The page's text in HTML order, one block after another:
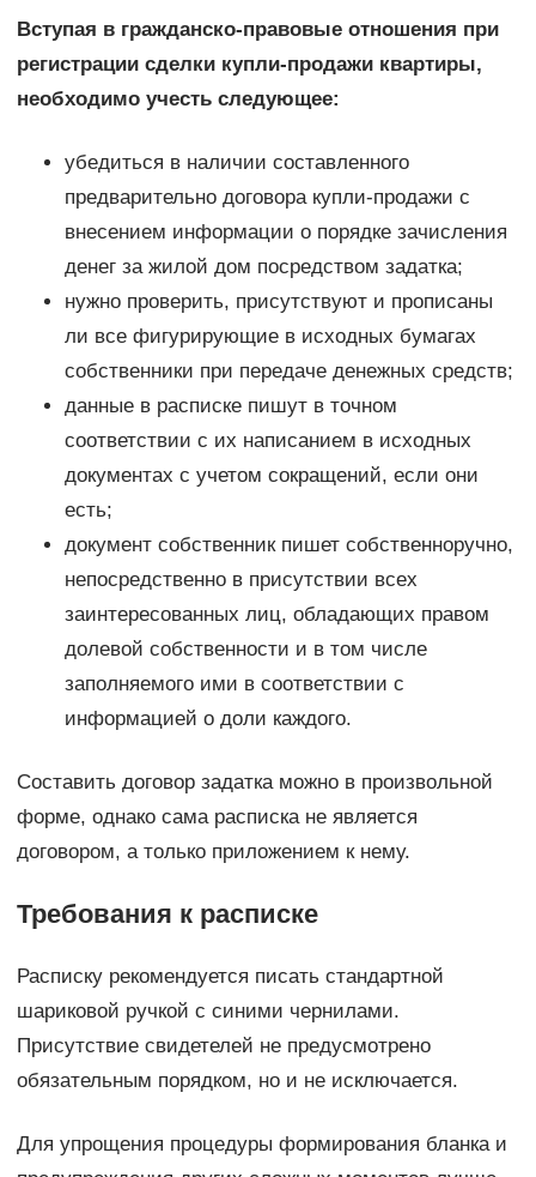
Вступая в гражданско-правовые отношения при
регистрации сделки купли-продажи квартиры,
необходимо учесть следующее:
убедиться в наличии составленного
предварительно договора купли-продажи с
внесением информации о порядке зачисления
денег за жилой дом посредством задатка;
нужно проверить, присутствуют и прописаны
ли все фигурирующие в исходных бумагах
собственники при передаче денежных средств;
данные в расписке пишут в точном
соответствии с их написанием в исходных
документах с учетом сокращений, если они
есть;
документ собственник пишет собственноручно,
непосредственно в присутствии всех
заинтересованных лиц, обладающих правом
долевой собственности и в том числе
заполняемого ими в соответствии с
информацией о доли каждого.
Составить договор задатка можно в произвольной
форме, однако сама расписка не является
договором, а только приложением к нему.
Требования к расписке
Расписку рекомендуется писать стандартной
шариковой ручкой с синими чернилами.
Присутствие свидетелей не предусмотрено
обязательным порядком, но и не исключается.
Для упрощения процедуры формирования бланка и